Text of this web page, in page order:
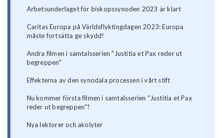
Arbetsunderlaget för biskopssynoden 2023 är klart
Caritas Europa på Världsflyktingdagen 2023: Europa
måste fortsätta ge skydd!
Andra filmen i samtalsserien "Justitia et Pax reder ut
begreppen"
Effekterna av den synodala processen i vårt stift
Nu kommer första filmen i samtalsserien "Justitia et Pax
reder ut begreppen"!
Nya lektorer och akolyter